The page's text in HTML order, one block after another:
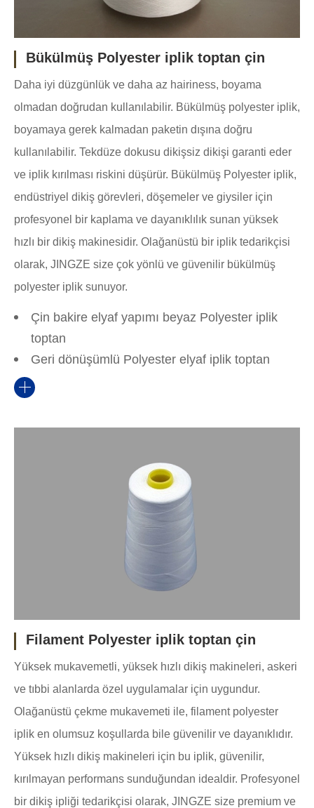
Bükülmüş Polyester iplik toptan çin
Daha iyi düzgünlük ve daha az hairiness, boyama
olmadan doğrudan kullanılabilir. Bükülmüş polyester iplik,
boyamaya gerek kalmadan paketin dışına doğru
kullanılabilir. Tekdüze dokusu dikişsiz dikişi garanti eder
ve iplik kırılması riskini düşürür. Bükülmüş Polyester iplik,
endüstriyel dikiş görevleri, döşemeler ve giysiler için
profesyonel bir kaplama ve dayanıklılık sunan yüksek
hızlı bir dikiş makinesidir. Olağanüstü bir iplik tedarikçisi
olarak, JINGZE size çok yönlü ve güvenilir bükülmüş
polyester iplik sunuyor.
Çin bakire elyaf yapımı beyaz Polyester iplik
toptan
Geri dönüşümlü Polyester elyaf iplik toptan
Filament Polyester iplik toptan çin
Yüksek mukavemetli, yüksek hızlı dikiş makineleri, askeri
ve tıbbi alanlarda özel uygulamalar için uygundur.
Olağanüstü çekme mukavemeti ile, filament polyester
iplik en olumsuz koşullarda bile güvenilir ve dayanıklıdır.
Yüksek hızlı dikiş makineleri için bu iplik, güvenilir,
kırılmayan performans sunduğundan idealdir. Profesyonel
bir dikiş ipliği tedarikçisi olarak, JINGZE size premium ve